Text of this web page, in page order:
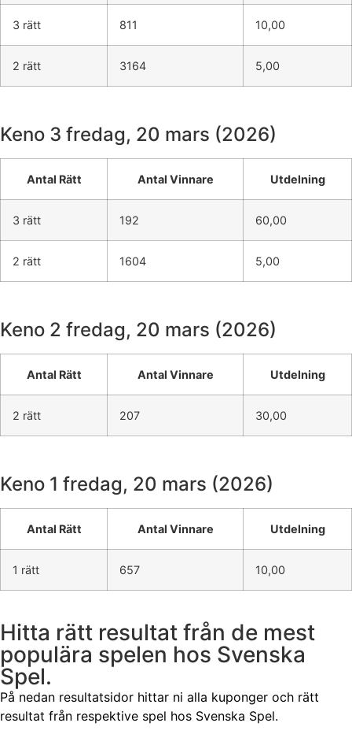
3 rätt 811 10,00
2 rätt 3164 5,00
Keno 3 fredag, 20 mars (2026)
Antal Rätt Antal Vinnare Utdelning
3 rätt 192 60,00
2 rätt 1604 5,00
Keno 2 fredag, 20 mars (2026)
Antal Rätt Antal Vinnare Utdelning
2 rätt 207 30,00
Keno 1 fredag, 20 mars (2026)
Antal Rätt Antal Vinnare Utdelning
1 rätt 657 10,00
Hitta rätt resultat från de mest
populära spelen hos Svenska
Spel.
På nedan resultatsidor hittar ni alla kuponger och rätt
resultat från respektive spel hos Svenska Spel.